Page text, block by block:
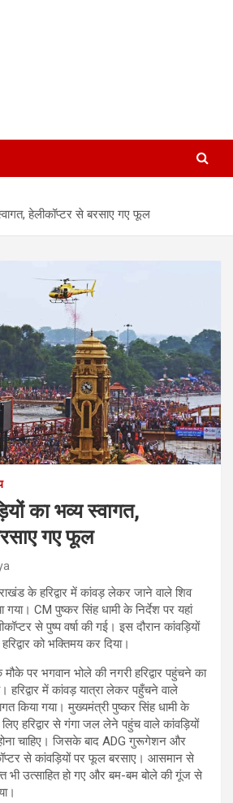
स्वागत, हेलीकॉप्टर से बरसाए गए फूल
का भव्य स्वागत,
गए फूल
के हरिद्वार में कांवड़ लेकर जाने वाले शिव
गया। CM पुष्कर सिंह धामी के निर्देश पर यहां
से पुष्प वर्षा की गई। इस दौरान कांवड़ियों
को भक्तिमय कर दिया।
पर भगवान भोले की नगरी हरिद्वार पहुंचने का
हरिद्वार में कांवड़ यात्रा लेकर पहुँचने वाले
किया गया। मुख्यमंत्री पुष्कर सिंह धामी के
हरिद्वार से गंगा जल लेने पहुंच वाले कांवड़ियों
चाहिए। जिसके बाद ADG गुरूगेशन और
से कांवड़ियों पर फूल बरसाए। आसमान से
भी उत्साहित हो गए और बम-बम बोले की गूंज से